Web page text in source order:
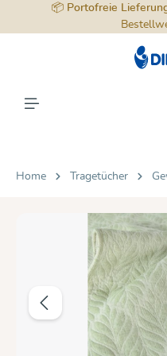
springen
📦 Portofreie
Home Tragetücher
Bildergalerie überspringen